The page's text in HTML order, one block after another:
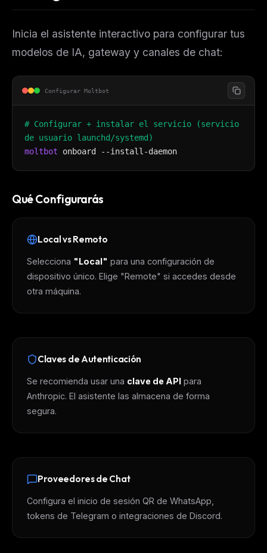
Inicia el asistente interactivo para configurar tus
modelos de IA, gateway y canales de chat:
Configurar Moltbot
# Configurar + instalar el servicio (servicio
de usuario launchd/systemd)
moltbot onboard --install-daemon
Qué Configurarás
Local vs Remoto
Selecciona "Local" para una configuración de
dispositivo único. Elige "Remote" si accedes desde
otra máquina.
Claves de Autenticación
Se recomienda usar una clave de API para
Anthropic. El asistente las almacena de forma
segura.
Proveedores de Chat
Configura el inicio de sesión QR de WhatsApp,
tokens de Telegram o integraciones de Discord.